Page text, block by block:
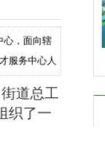
心，面向辖
服务中心人
道总工
织了一